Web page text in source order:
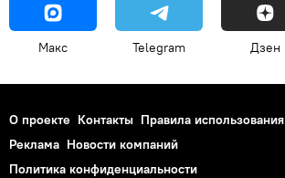
Макс Telegram Дзен
О проекте Контакты Правила использования
Реклама Новости компаний
Политика конфиденциальности